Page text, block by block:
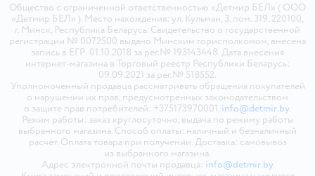
Общество с ограниченной ответственностью «Детмир БЕЛ» ( ООО
«Детмир БЕЛ» ). Место нахождения: ул. Кульман, 3, пом. 319, 220100,
г. Минск, Республика Беларусь. Свидетельство о государственной
регистрации № 0072500 выдано Минским горисполкомом, внесена
запись в ЕГР 01.10.2018 за рег.№ 193143448. Дата внесения
интернет-магазина в Торговый реестр Республики Беларусь:
09.09.2021 за рег.№ 518552.
Уполномоченный продавца рассматривать обращения покупателей
о нарушении их прав, предусмотренных законодательством
о защите прав потребителей: +375173970001, info@detmir.by.
Режим работы: заказ круглосуточно, выдача по режиму работы
выбранного магазина. Способ оплаты: наличный и безналичный
расчёт. Оплата товара при получении. Доставка: самовывоз
из выбранного магазина.
Адрес электронной почты продавца: info@detmir.by